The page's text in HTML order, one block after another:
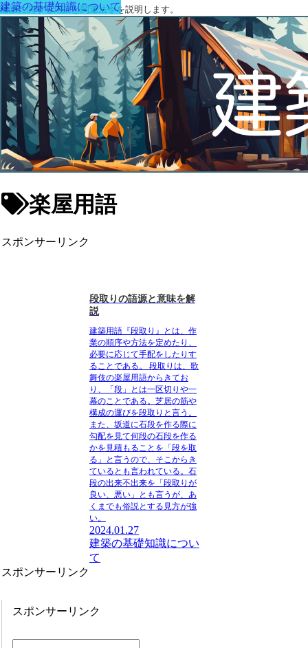
建築に関する用語と関連法令を説明します。
楽屋用語
スポンサーリンク
建築の基礎知識について
段取りの語源と意味を解
説
建築用語『段取り』とは、作
業の順序や方法を定めたり、
必要に応じて手配をしたりす
ることである。
段取りは、歌
舞伎の楽屋用語からきてお
り、「段」とは一区切りや一
幕のことである。芝居の筋や
構成の運びを段取りと言う。
また、坂道に石段を作る際に
勾配を見て何段の石段を作る
かを見積もることを「段を取
る」と言うので、そこからき
ているとも言われている。石
段の出来不出来を「段取りが
良い、悪い」とも言うが、あ
くまでも俗説とする見方が強
い。
2024.01.27
建築の基礎知識につい
て
スポンサーリンク
スポンサーリンク